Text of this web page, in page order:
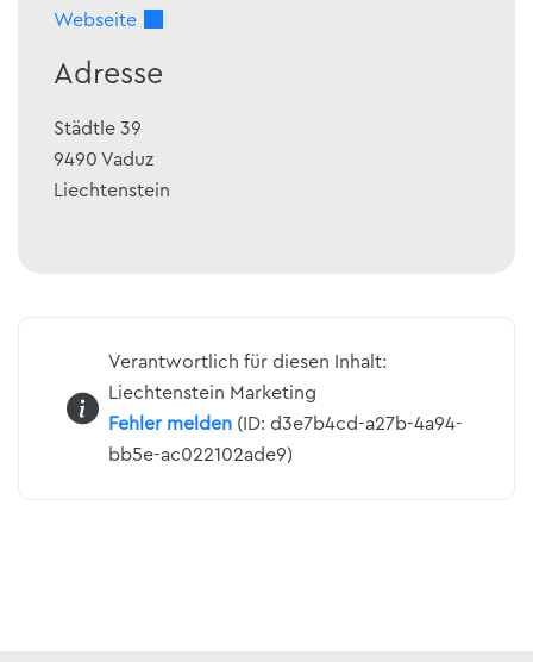
Webseite
Adresse
Städtle 39
9490 Vaduz
Liechtenstein
Verantwortlich für diesen Inhalt:
Liechtenstein Marketing
Fehler melden(ID: d3e7b4cd-a27b-4a94-
bb5e-ac022102ade9)